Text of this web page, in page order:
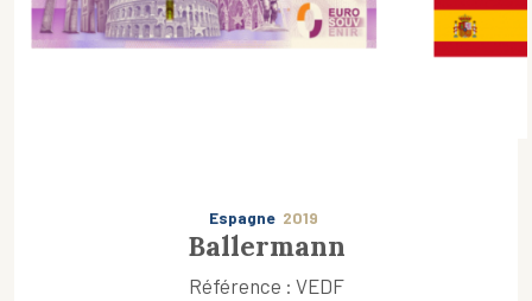
Espagne 2019
Ballermann
Référence : VEDF